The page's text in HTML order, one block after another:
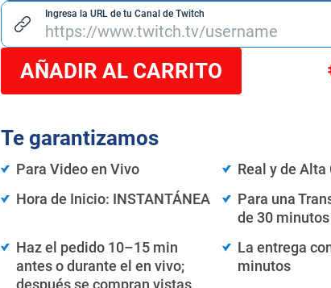
Ingresa la URL de tu Canal de Twitch
AÑADIR AL CARRITO
Te garantizamos
Para Video en Vivo
Real y de Alta
Hora de Inicio: INSTANTÁNEA
Para una
de 30 minutos
Haz el pedido 10–15 min
antes o durante el en vivo;
después se compran vistas
La entrega
minutos